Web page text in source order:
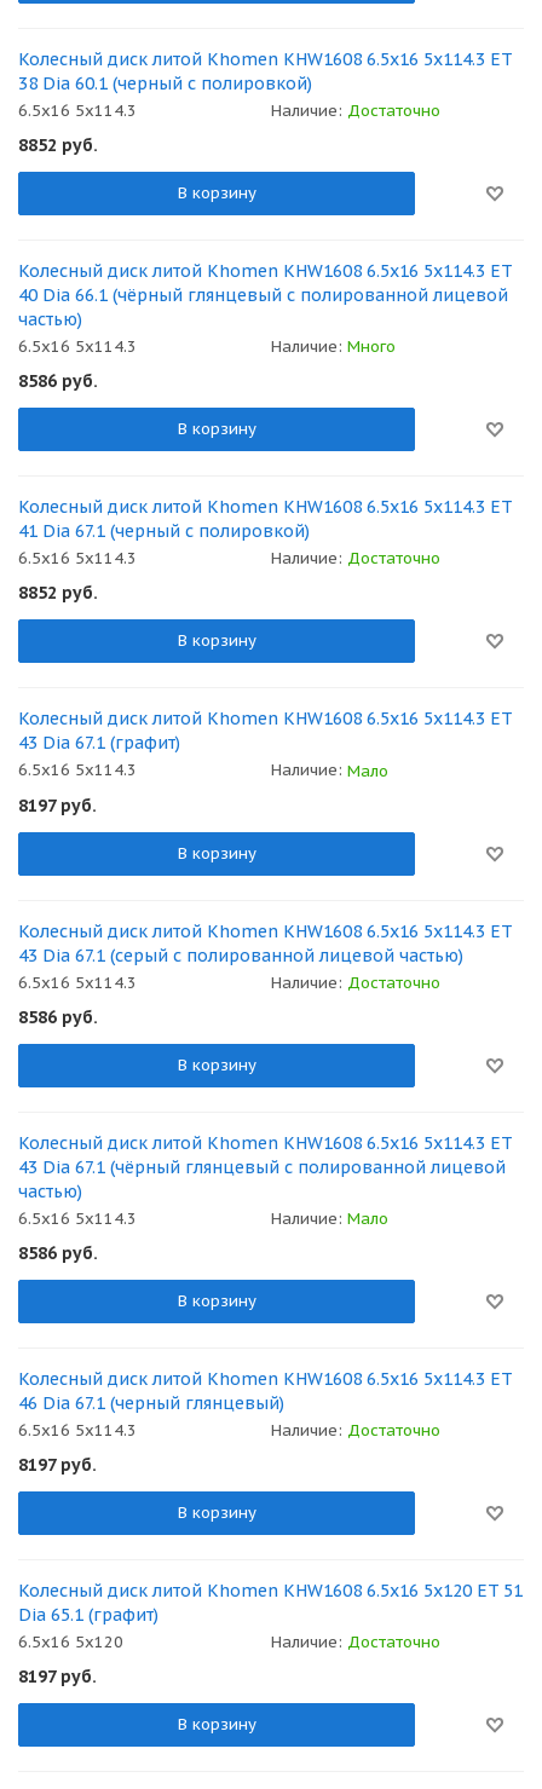
Колесный диск литой Khomen KHW1608 6.5x16 5x114.3 ET
38 Dia 60.1 (черный с полировкой)
6.5x16 5x114.3 Наличие: Достаточно
8852 руб.
В корзину
Колесный диск литой Khomen KHW1608 6.5x16 5x114.3 ET
40 Dia 66.1 (чёрный глянцевый с полированной лицевой
частью)
6.5x16 5x114.3 Наличие: Много
8586 руб.
В корзину
Колесный диск литой Khomen KHW1608 6.5x16 5x114.3 ET
41 Dia 67.1 (черный с полировкой)
6.5x16 5x114.3 Наличие: Достаточно
8852 руб.
В корзину
Колесный диск литой Khomen KHW1608 6.5x16 5x114.3 ET
43 Dia 67.1 (графит)
6.5x16 5x114.3 Наличие: Мало
8197руб.
В корзину
Колесный диск литой Khomen KHW1608 6.5x16 5x114.3 ET
43 Dia 67.1 (серый с полированной лицевой частью)
6.5x16 5x114.3 Наличие: Достаточно
8586 руб.
В корзину
Колесный диск литой Khomen KHW1608 6.5x16 5x114.3 ET
43 Dia 67.1 (чёрный глянцевый с полированной лицевой
частью)
6.5x16 5x114.3 Наличие: Мало
8586 руб.
В корзину
Колесный диск литой Khomen KHW1608 6.5x16 5x114.3 ET
46 Dia 67.1 (черный глянцевый)
6.5x16 5x114.3 Наличие: Достаточно
8197руб.
В корзину
Колесный диск литой Khomen KHW1608 6.5x16 5x120 ET 51
Dia 65.1 (графит)
6.5x16 5x120 Наличие: Достаточно
8197руб.
В корзину